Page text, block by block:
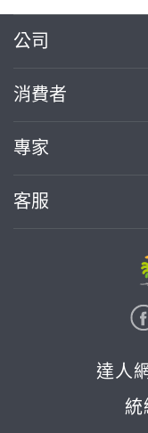
公司
消費者
專家
客服
達人
統
繼續完成